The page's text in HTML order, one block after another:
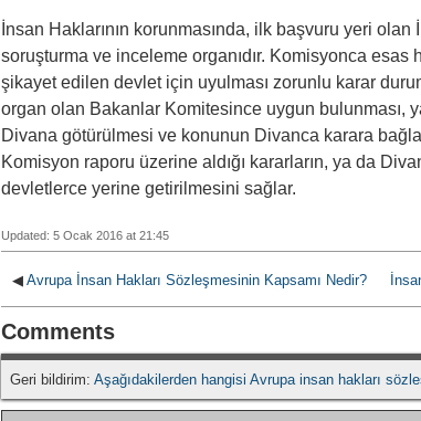
İnsan Haklarının korunmasında, ilk başvuru yeri
soruşturma ve inceleme organıdır. Komisyonca esas
şikayet edilen devlet için uyulması zorunlu karar
organ olan Bakanlar Komitesince uygun bulunması,
Divana götürülmesi ve konunun Divanca karara
Komisyon raporu üzerine aldığı kararların, ya da
devletlerce yerine getirilmesini sağlar.
Updated: 5 Ocak 2016 at 21:45
◀ Avrupa İnsan Hakları Sözleşmesinin Kapsamı Nedir?
Comments
Geri bildirim: Aşağıdakilerden hangisi Avrupa insan hakları